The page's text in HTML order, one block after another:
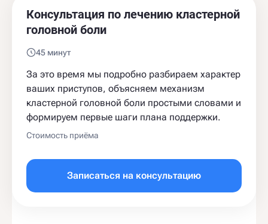
Консультация по лечению кластерной
головной боли
45 минут
За это время мы подробно разбираем характер
ваших приступов, объясняем механизм
кластерной головной боли простыми словами и
формируем первые шаги плана поддержки.
Стоимость приёма
Записаться на консультацию